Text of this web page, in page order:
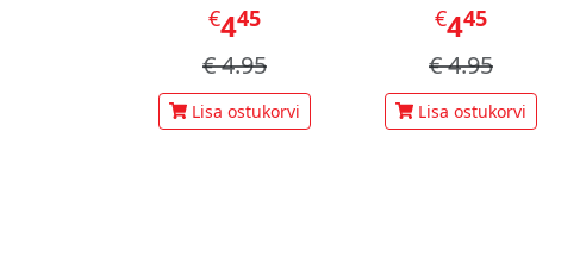
€445
€4.95
Lisa ostukorvi
€445
€4.95
Lisa ostukorvi